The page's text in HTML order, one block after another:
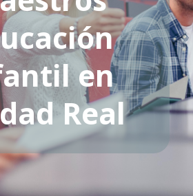
en
Real